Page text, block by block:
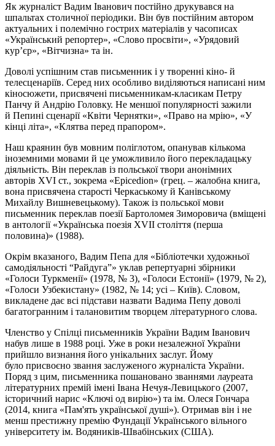
Як журналіст Вадим Іванович постійно друкувався на
шпальтах столичної періодики. Він був постійним автором
актуальних і полемічно гострих матеріалів у часописах
«Український репортер», «Слово просвіти», «Урядовий
кур’єр», «Вітчизна» та ін.
Доволі успішним став письменник і у творенні кіно- й
телесценаріїв. Серед них особливо виділяються написані ним
кіносюжети, присвячені письменникам-класикам Петру
Панчу й Андрію Головку. Не меншої популярності зажили
й Пепині сценарії «Квіти Чернятки», «Право на мрію», «У
кінці літа», «Клятва перед прапором».
Наш краянин був мовним поліглотом, опанував кількома
іноземними мовами й це уможливило його перекладацьку
діяльність. Він переклав із польської твори анонімних
авторів XVI ст., зокрема «Epicedion» (грец. – жалобна книга,
вона присвячена старості Черкаському й Канівському
Михайлу Вишневецькому). Також із польської мови
письменник переклав поезії Бартоломея Зиморовича (вміщені
в антології «Українська поезія XVII століття (перша
половина)» (1988).
Окрім вказаного, Вадим Пепа для «Бібліотечки художньої
самодіяльності “Райдуга”» уклав репертуарні збірники
«Голоси Туркменії» (1978, № 3), «Голоси Естонії» (1979, № 2),
«Голоси Узбекистану» (1982, № 14; усі – Київ). Словом,
викладене дає всі підстави назвати Вадима Пепу доволі
багатогранним і талановитим творцем літературного слова.
Членство у Спілці письменників України Вадим Іванович
набув лише в 1988 році. Уже в роки незалежної України
прийшло визнання його унікальних заслуг. Йому
було присвоєно звання заслуженого журналіста України.
Поряд з цим, письменника пошановано званнями лауреата
літературних премій імені Івана Нечуя-Левицького (2007,
історичний нарис «Ключі од вирію») та ім. Олеся Гончара
(2014, книга «Пам'ять української душі»). Отримав він і не
менш престижну премію Фундації Українського вільного
університету ім. Водяників-Швабінських (США).